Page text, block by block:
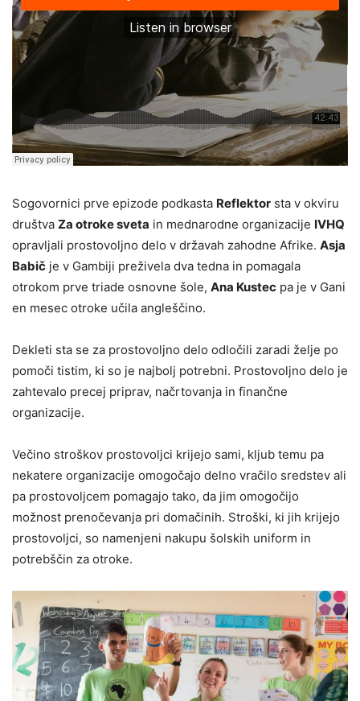
Sogovornici prve epizode podkasta Reflektor sta v okviru
društva Za otroke sveta in mednarodne organizacije IVHQ
opravljali prostovoljno delo v državah zahodne Afrike. Asja
Babič je v Gambiji preživela dva tedna in pomagala
otrokom prve triade osnovne šole, Ana Kustec pa je v Gani
en mesec otroke učila angleščino.
Dekleti sta se za prostovoljno delo odločili zaradi želje po
pomoči tistim, ki so je najbolj potrebni. Prostovoljno delo je
zahtevalo precej priprav, načrtovanja in finančne
organizacije.
Večino stroškov prostovoljci krijejo sami, kljub temu pa
nekatere organizacije omogočajo delno vračilo sredstev ali
pa prostovoljcem pomagajo tako, da jim omogočijo
možnost prenočevanja pri domačinih. Stroški, ki jih krijejo
prostovoljci, so namenjeni nakupu šolskih uniform in
potrebščin za otroke.